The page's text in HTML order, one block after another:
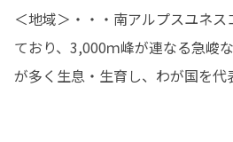
＜地域＞・・・南アルプスユネ
ており、3,000ｍ峰が連なる急峻
が多く生息・生育し、わが国を代